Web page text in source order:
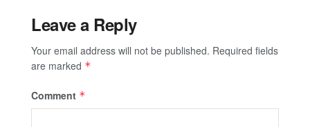
Leave a Reply
Your email address will not be published. Required fields
are marked *
Comment *